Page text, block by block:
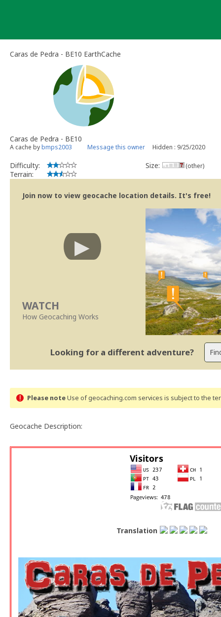
Caras de Pedra - BE10 EarthCache
Caras de Pedra - BE10
A cache bybmps2003 Message this owner Hidden : 9/25/2020
Difficulty:
Terrain:
Size: (other)
Join now to view geocache location details. It's free!
WATCH
How Geocaching Works
Looking for a different adventure?
Please noteUse of geocaching.com services is subject to the
Geocache Description:
Translation